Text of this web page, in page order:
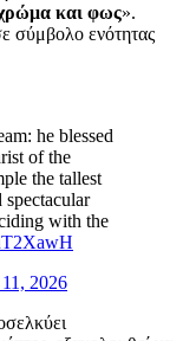
χρώμα και φως».
σύμβολο ενότητας
he blessed
of the
the tallest
with the
2026